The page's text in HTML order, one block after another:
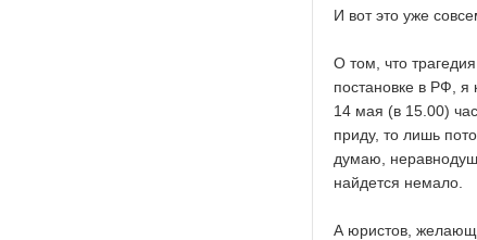
И вот это уже
О том, что
постановке в РФ, я
14 мая (в 15.00)
приду, то лишь
думаю,
найдется немало.
А юристов,